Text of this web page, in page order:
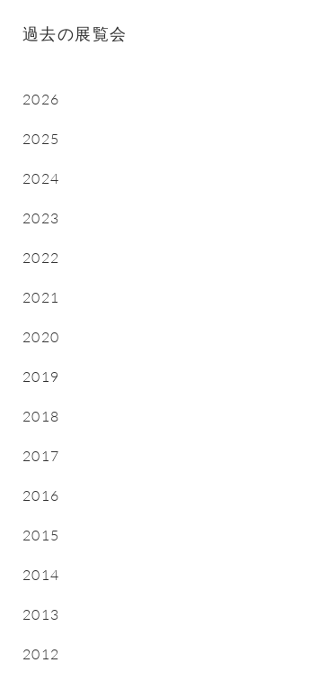
過去の展覧会
2026
2025
2024
2023
2022
2021
2020
2019
2018
2017
2016
2015
2014
2013
2012